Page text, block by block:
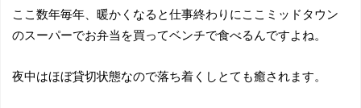
ここ数年毎年、暖かくなると仕事終わりにここミッドタウン
のスーパーでお弁当を買ってベンチで食べるんですよね。
夜中はほぼ貸切状態なので落ち着くしとても癒されます。